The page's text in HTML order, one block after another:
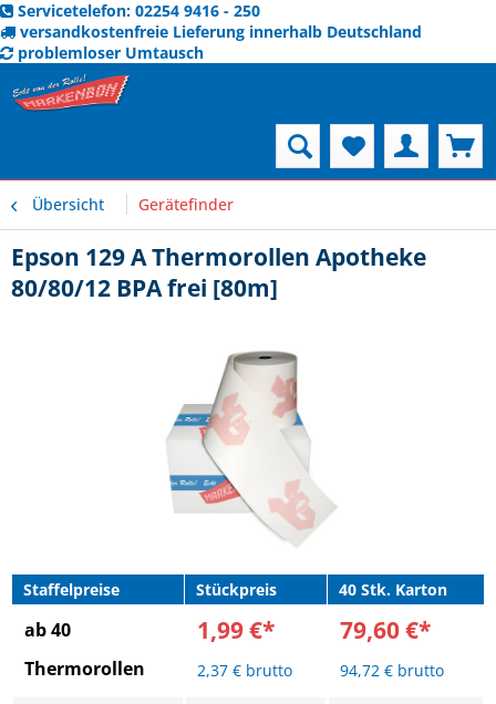
Servicetelefon: 02254 9416 - 250
versandkostenfreie Lieferung innerhalb Deutschland
problemloser Umtausch
Übersicht Gerätefinder
Epson 129 A Thermorollen Apotheke
80/80/12 BPA frei [80m]
Staffelpreise Stückpreis 40 Stk. Karton
ab 40
Thermorollen
1,99 €*
2,37 € brutto
79,60 €*
94,72 € brutto